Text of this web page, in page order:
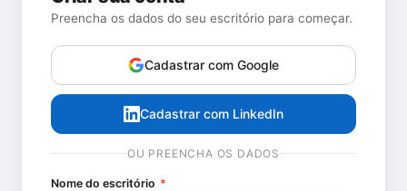
Preencha os dados do seu escritório para começar.
Cadastrar com Google
Cadastrar com LinkedIn
OU PREENCHA OS DADOS
Nome do escritório *